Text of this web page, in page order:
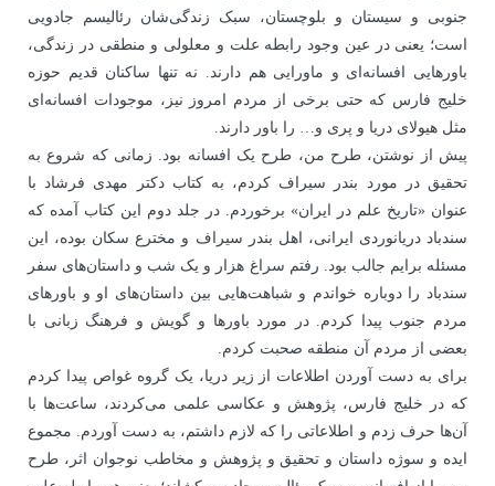
جنوبی و سیستان و بلوچستان، سبک زندگی‌شان رئالیسم جادویی
است؛ یعنی در عین وجود رابطه علت و معلولی و منطقی در زندگی،
باورهایی افسانه‌ای و ماورایی هم دارند. نه تنها ساکنان قدیم حوزه
خلیج فارس که حتی برخی از مردم امروز نیز، موجودات افسانه‌ای
مثل هیولای دریا و پری و… را باور دارند.
پیش از نوشتن، طرح من، طرح یک افسانه بود. زمانی که شروع به
تحقیق در مورد بندر سیراف کردم، به کتاب دکتر مهدی فرشاد با
عنوان «تاریخ علم در ایران» برخوردم. در جلد دوم این کتاب آمده که
سندباد دریانوردی ایرانی، اهل بندر سیراف و مخترع سکان بوده، این
مسئله برایم جالب بود. رفتم سراغ هزار و یک شب و داستان‌های سفر
سندباد را دوباره خواندم و شباهت‌هایی بین داستان‌های او و باورهای
مردم جنوب پیدا کردم. در مورد باورها و گویش و فرهنگ زبانی با
بعضی از مردم آن منطقه صحبت کردم.
برای به دست آوردن اطلاعات از زیر دریا، یک گروه غواص پیدا کردم
که در خلیج فارس، پژوهش و عکاسی علمی می‌کردند، ساعت‌ها با
آن‌ها حرف زدم و اطلاعاتی را که لازم داشتم، به دست آوردم. مجموع
ایده و سوژه داستان و تحقیق و پژوهش و مخاطب نوجوان اثر، طرح